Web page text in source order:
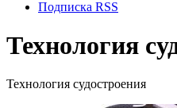
Подписка RSS
Технология
Технология судостроения